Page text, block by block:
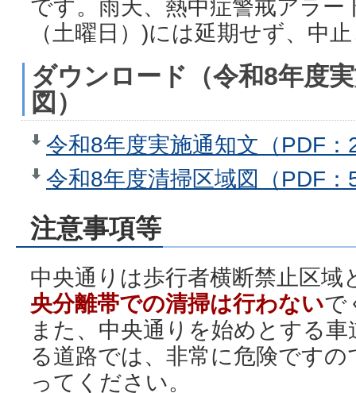
です。雨天、熱中症警戒アラ
（土曜日）)には延期せず、中
ダウンロード（令和8年度
図）
令和8年度実施通知文（PDF：
令和8年度清掃区域図（PDF：
注意事項等
中央通りは歩行者横断禁止区
央分離帯での清掃は行わないで
また、中央通りを始めとする
る道路では、非常に危険です
ってください。